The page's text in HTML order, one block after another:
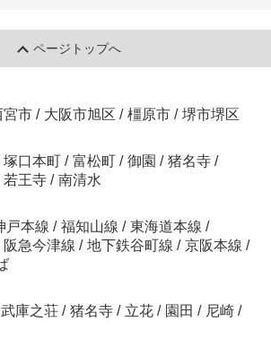
ページトップへ
宮市 / 大阪市旭区 / 橿原市 / 堺市堺区
塚口本町 / 富松町 / 御園 / 猪名寺 /
若王寺 / 南清水
戸本線 / 福知山線 / 東海道本線 /
阪急今津線 / 地下鉄谷町線 / 京阪本線 /
武庫之荘 / 猪名寺 / 立花 / 園田 / 尼崎 /